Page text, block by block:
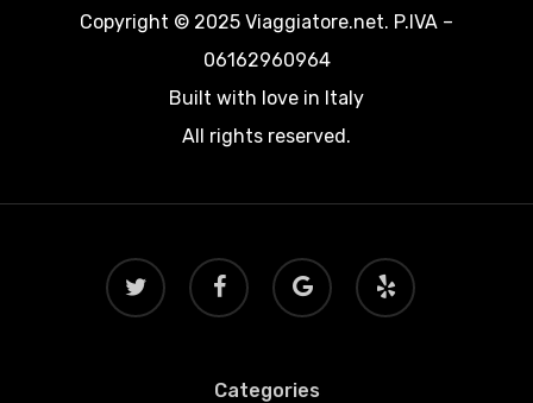
Copyright © 2025 Viaggiatore.net. P.IVA –
06162960964
Built with love in Italy
All rights reserved.
twitter facebook
google-
plus
yelp
Categories